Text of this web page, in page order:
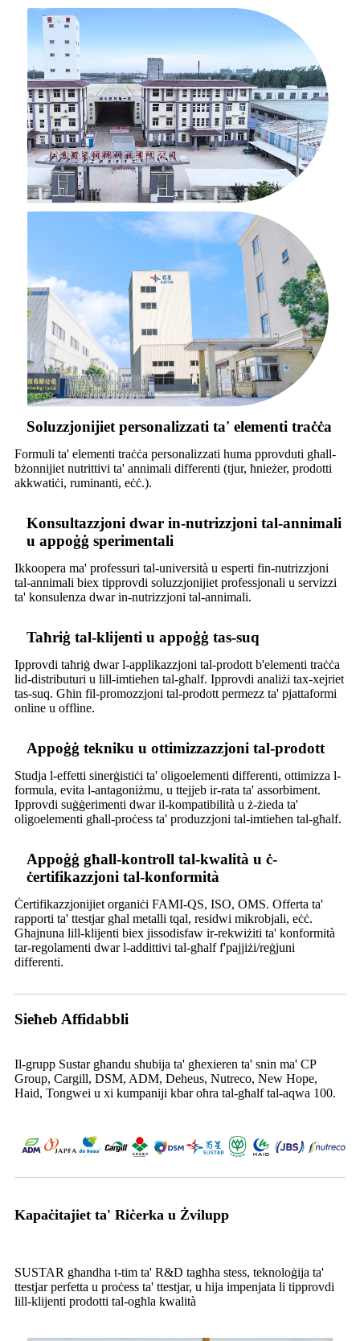
Soluzzjonijiet personalizzati ta' elementi traċċa
Formuli ta' elementi traċċa personalizzati huma pprovduti għall-
bżonnijiet nutrittivi ta' annimali differenti (tjur, ħnieżer, prodotti
akkwatiċi, ruminanti, eċċ.).
Konsultazzjoni dwar in-nutrizzjoni tal-annimali
u appoġġ sperimentali
Ikkoopera ma' professuri tal-università u esperti fin-nutrizzjoni
tal-annimali biex tipprovdi soluzzjonijiet professjonali u servizzi
ta' konsulenza dwar in-nutrizzjoni tal-annimali.
Taħriġ tal-klijenti u appoġġ tas-suq
Ipprovdi taħriġ dwar l-applikazzjoni tal-prodott b'elementi traċċa
lid-distributuri u lill-imtieħen tal-għalf. Ipprovdi analiżi tax-xejriet
tas-suq. Għin fil-promozzjoni tal-prodott permezz ta' pjattaformi
online u offline.
Appoġġ tekniku u ottimizzazzjoni tal-prodott
Studja l-effetti sinerġistiċi ta' oligoelementi differenti, ottimizza l-
formula, evita l-antagoniżmu, u ttejjeb ir-rata ta' assorbiment.
Ipprovdi suġġerimenti dwar il-kompatibilità u ż-żieda ta'
oligoelementi għall-proċess ta' produzzjoni tal-imtieħen tal-għalf.
Appoġġ għall-kontroll tal-kwalità u ċ-
ċertifikazzjoni tal-konformità
Ċertifikazzjonijiet organiċi FAMI-QS, ISO, OMS. Offerta ta'
rapporti ta' ttestjar għal metalli tqal, residwi mikrobjali, eċċ.
Għajnuna lill-klijenti biex jissodisfaw ir-rekwiżiti ta' konformità
tar-regolamenti dwar l-addittivi tal-għalf f'pajjiżi/reġjuni
differenti.
Sieħeb Affidabbli
Il-grupp Sustar għandu sħubija ta' għexieren ta' snin ma' CP
Group, Cargill, DSM, ADM, Deheus, Nutreco, New Hope,
Haid, Tongwei u xi kumpaniji kbar oħra tal-għalf tal-aqwa 100.
Kapaċitajiet ta' Riċerka u Żvilupp
SUSTAR għandha t-tim ta' R&D tagħha stess, teknoloġija ta'
ttestjar perfetta u proċess ta' ttestjar, u hija impenjata li tipprovdi
lill-klijenti prodotti tal-ogħla kwalità